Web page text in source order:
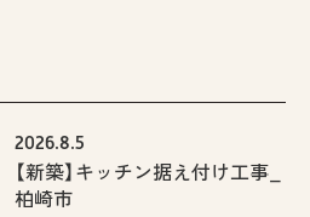
2026.8.5
【新築】キッチン据え付け工事_
柏崎市